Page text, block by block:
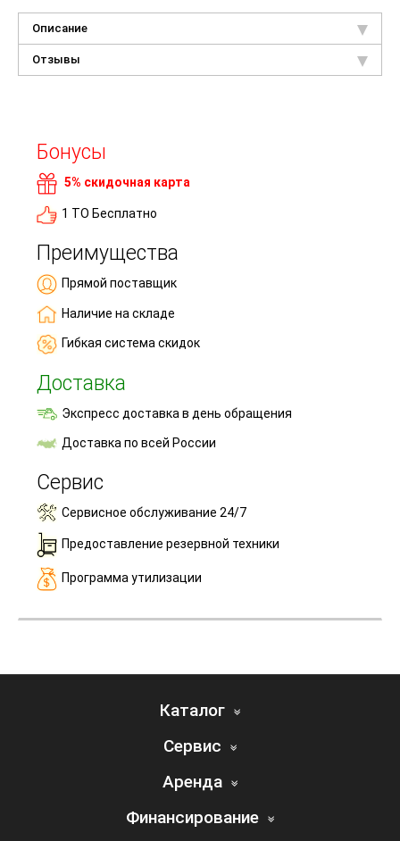
Описание
Отзывы
Бонусы
5% скидочная карта
1 ТО Бесплатно
Преимущества
Прямой поставщик
Наличие на складе
Гибкая система скидок
Доставка
Экспресс доставка в день обращения
Доставка по всей России
Сервис
Сервисное обслуживание 24/7
Предоставление резервной техники
Программа утилизации
Каталог
Сервис
Аренда
Финансирование